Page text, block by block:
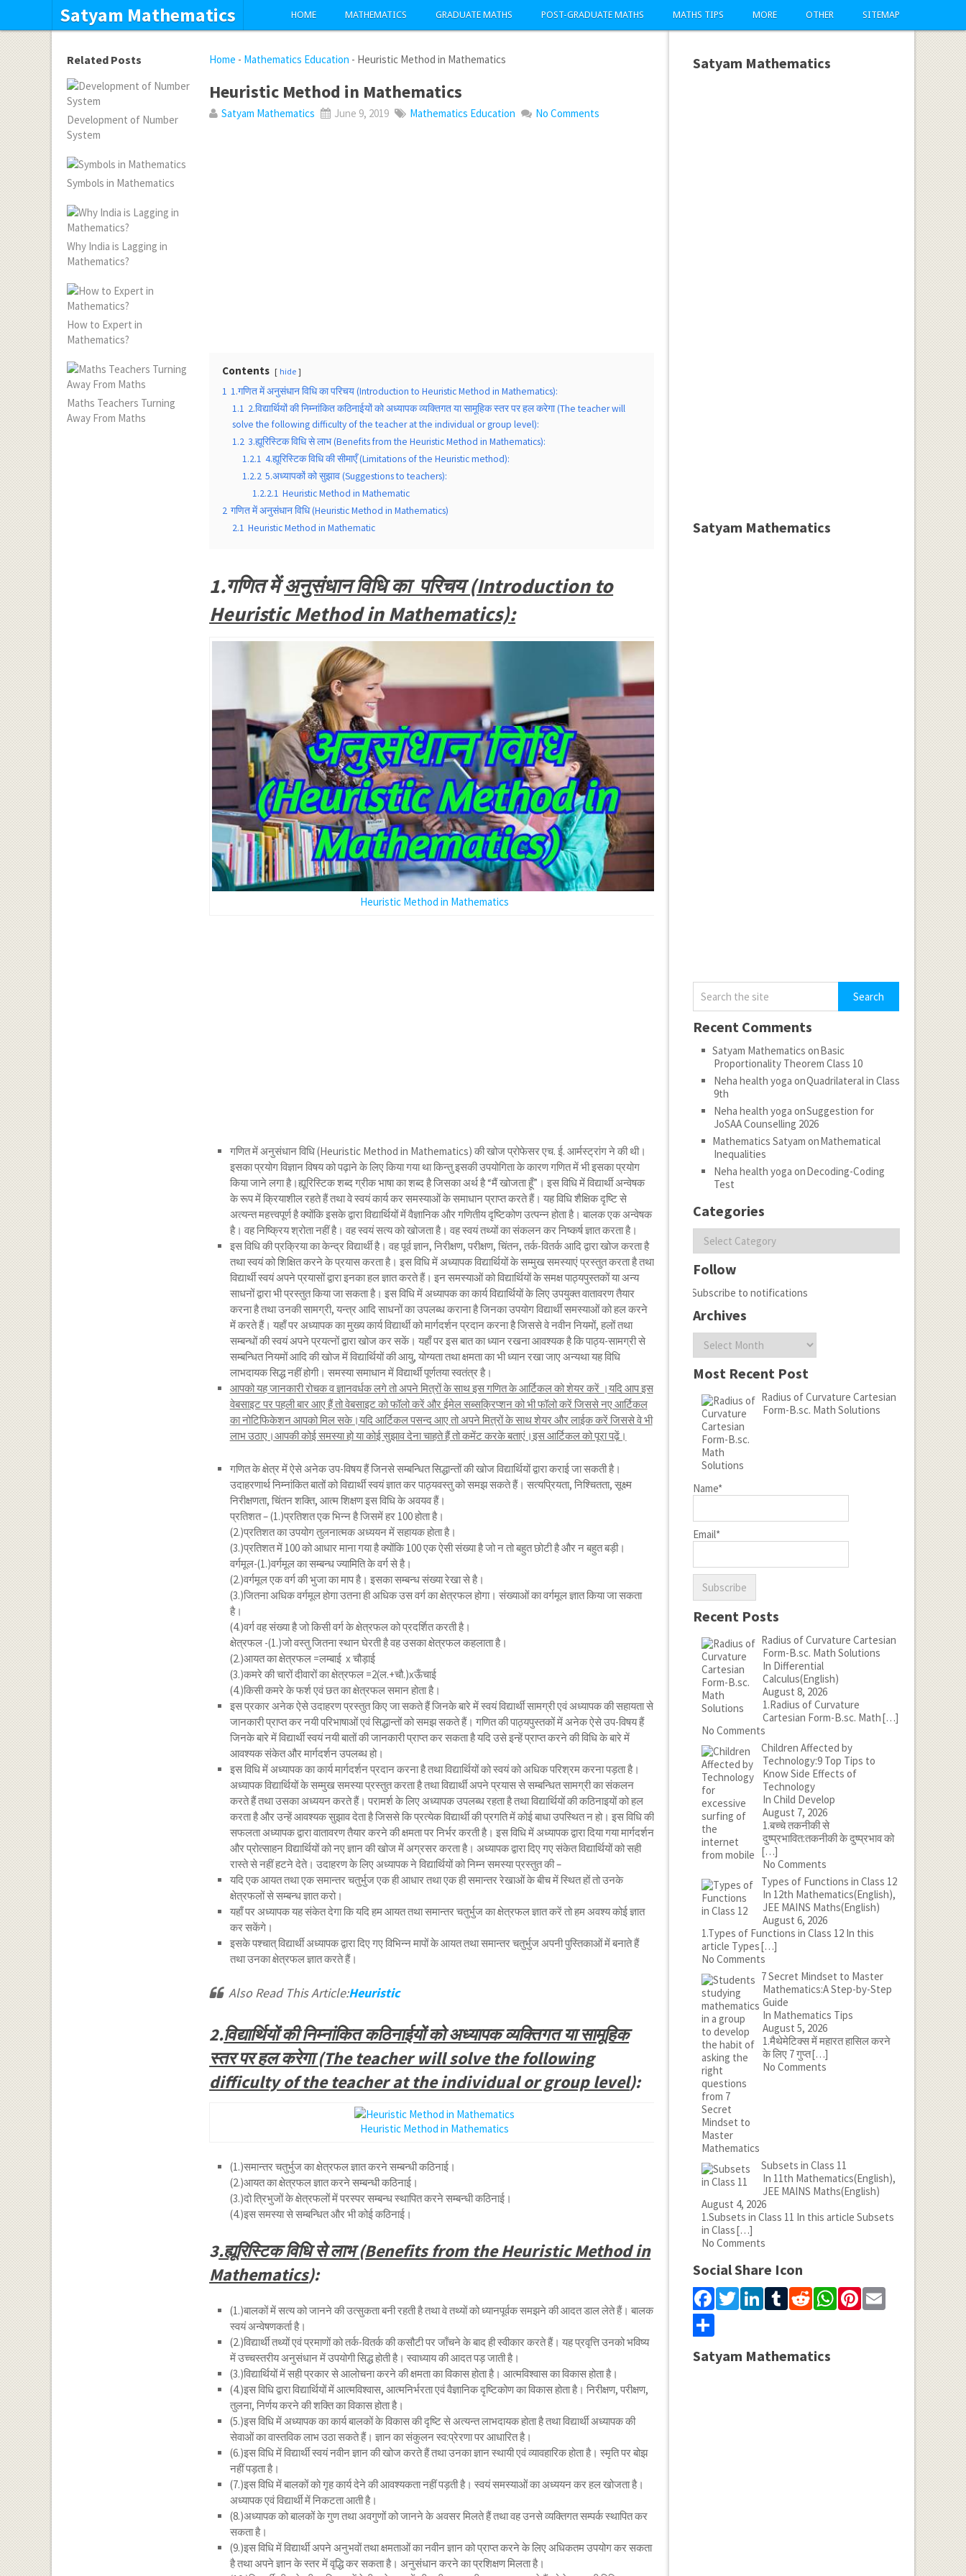
Satyam Mathematics HOME MATHEMATICS GRADUATE MATHS POST-GRADUATE MATHS MATHS TIPS MORE OTHER SITEMAP
Home - Mathematics Education - Heuristic Method in Mathematics
Heuristic Method in Mathematics
Satyam Mathematics June 9, 2019 Mathematics Education No Comments
Contents hide
1 1.गणित में अनुसंधान विधि का परिचय (Introduction to Heuristic Method in Mathematics):
1.1 2.विद्यार्थियों की निम्नांकित कठिनाईयों को अध्यापक व्यक्तिगत या सामूहिक स्तर पर हल करेगा (The teacher will
solve the following difficulty of the teacher at the individual or group level):
1.2 3.ह्यूरिस्टिक विधि से लाभ (Benefits from the Heuristic Method in Mathematics):
1.2.1 4.ह्यूरिस्टिक विधि की सीमाएँ (Limitations of the Heuristic method):
1.2.2 5.अध्यापकों को सुझाव (Suggestions to teachers):
1.2.2.1 Heuristic Method in Mathematic
2 गणित में अनुसंधान विधि (Heuristic Method in Mathematics)
2.1 Heuristic Method in Mathematic
1.गणित मेंअनुसंधान विधि का परिचय (Introduction to
Heuristic Method in Mathematics):
Heuristic Method in Mathematics
गणित में अनुसंधान विधि (Heuristic Method in Mathematics) की खोज प्रोफेसर एच. ई. आर्मस्ट्रांग ने की थी।
इसका प्रयोग विज्ञान विषय को पढ़ाने के लिए किया गया था किन्तु इसकी उपयोगिता के कारण गणित में भी इसका प्रयोग
किया जाने लगा है।ह्यूरिस्टिक शब्द ग्रीक भाषा का शब्द है जिसका अर्थ है “मैं खोजता हूँ”। इस विधि में विद्यार्थी अन्वेषक
के रूप में क्रियाशील रहते हैं तथा वे स्वयं कार्य कर समस्याओं के समाधान प्राप्त करते हैं। यह विधि शैक्षिक दृष्टि से
अत्यन्त महत्त्वपूर्ण है क्योंकि इसके द्वारा विद्यार्थियों में वैज्ञानिक और गणितीय दृष्टिकोण उत्पन्न होता है। बालक एक अन्वेषक
है। वह निष्क्रिय श्रोता नहीं है। वह स्वयं सत्य को खोजता है। वह स्वयं तथ्यों का संकलन कर निष्कर्ष ज्ञात करता है।
इस विधि की प्रक्रिया का केन्द्र विद्यार्थी है। वह पूर्व ज्ञान, निरीक्षण, परीक्षण, चिंतन, तर्क-वितर्क आदि द्वारा खोज करता है
तथा स्वयं को शिक्षित करने के प्रयास करता है। इस विधि में अध्यापक विद्यार्थियों के सम्मुख समस्याएं प्रस्तुत करता है तथा
विद्यार्थी स्वयं अपने प्रयासों द्वारा इनका हल ज्ञात करते हैं। इन समस्याओं को विद्यार्थियों के समक्ष पाठ्यपुस्तकों या अन्य
साधनों द्वारा भी प्रस्तुत किया जा सकता है। इस विधि में अध्यापक का कार्य विद्यार्थियों के लिए उपयुक्त वातावरण तैयार
करना है तथा उनकी सामग्री, यन्त्र आदि साधनों का उपलब्ध कराना है जिनका उपयोग विद्यार्थी समस्याओं को हल करने
में करते हैं। यहाँ पर अध्यापक का मुख्य कार्य विद्यार्थी को मार्गदर्शन प्रदान करना है जिससे वे नवीन नियमों, हलों तथा
सम्बन्धों की स्वयं अपने प्रयत्नों द्वारा खोज कर सकें। यहाँ पर इस बात का ध्यान रखना आवश्यक है कि पाठ्य-सामग्री से
सम्बन्धित नियमों आदि की खोज में विद्यार्थियों की आयु, योग्यता तथा क्षमता का भी ध्यान रखा जाए अन्यथा यह विधि
लाभदायक सिद्ध नहीं होगी। समस्या समाधान में विद्यार्थी पूर्णतया स्वतंत्र है।
आपको यह जानकारी रोचक व ज्ञानवर्धक लगे तो अपने मित्रों के साथ इस गणित के आर्टिकल को शेयर करें ।यदि आप इस
वेबसाइट पर पहली बार आए हैं तो वेबसाइट को फॉलो करें और ईमेल सब्सक्रिप्शन को भी फॉलो करें जिससे नए आर्टिकल
का नोटिफिकेशन आपको मिल सके।यदि आर्टिकल पसन्द आए तो अपने मित्रों के साथ शेयर और लाईक करें जिससे वे भी
लाभ उठाए।आपकी कोई समस्या हो या कोई सुझाव देना चाहते हैं तो कमेंट करके बताएं।इस आर्टिकल को पूरा पढ़ें।
गणित के क्षेत्र में ऐसे अनेक उप-विषय हैं जिनसे सम्बन्धित सिद्धान्तों की खोज विद्यार्थियों द्वारा कराई जा सकती है।
उदाहरणार्थ निम्नांकित बातों को विद्यार्थी स्वयं ज्ञात कर पाठ्यवस्तु को समझ सकते हैं। सत्यप्रियता, निश्चितता, सूक्ष्म
निरीक्षणता, चिंतन शक्ति, आत्म शिक्षण इस विधि के अवयव हैं।
प्रतिशत – (1.)प्रतिशत एक भिन्न है जिसमें हर 100 होता है।
(2.)प्रतिशत का उपयोग तुलनात्मक अध्ययन में सहायक होता है।
(3.)प्रतिशत में 100 को आधार माना गया है क्योंकि 100 एक ऐसी संख्या है जो न तो बहुत छोटी है और न बहुत बड़ी।
वर्गमूल-(1.)वर्गमूल का सम्बन्ध ज्यामिति के वर्ग से है।
(2.)वर्गमूल एक वर्ग की भुजा का माप है। इसका सम्बन्ध संख्या रेखा से है।
(3.)जितना अधिक वर्गमूल होगा उतना ही अधिक उस वर्ग का क्षेत्रफल होगा। संख्याओं का वर्गमूल ज्ञात किया जा सकता
है।
(4.)वर्ग वह संख्या है जो किसी वर्ग के क्षेत्रफल को प्रदर्शित करती है।
क्षेत्रफल -(1.)जो वस्तु जितना स्थान घेरती है वह उसका क्षेत्रफल कहलाता है।
(2.)आयत का क्षेत्रफल =लम्बाई x चौड़ाई
(3.)कमरे की चारों दीवारों का क्षेत्रफल =2(ल.+चौ.)xऊँचाई
(4.)किसी कमरे के फर्श एवं छत का क्षेत्रफल समान होता है।
इस प्रकार अनेक ऐसे उदाहरण प्रस्तुत किए जा सकते हैं जिनके बारे में स्वयं विद्यार्थी सामग्री एवं अध्यापक की सहायता से
जानकारी प्राप्त कर नयी परिभाषाओं एवं सिद्धान्तों को समझ सकते हैं। गणित की पाठ्यपुस्तकों में अनेक ऐसे उप-विषय हैं
जिनके बारे में विद्यार्थी स्वयं नयी बातों की जानकारी प्राप्त कर सकता है यदि उसे इन्हें प्राप्त करने की विधि के बारे में
आवश्यक संकेत और मार्गदर्शन उपलब्ध हो।
इस विधि में अध्यापक का कार्य मार्गदर्शन प्रदान करना है तथा विद्यार्थियों को स्वयं को अधिक परिश्रम करना पड़ता है।
अध्यापक विद्यार्थियों के सम्मुख समस्या प्रस्तुत करता है तथा विद्यार्थी अपने प्रयास से सम्बन्धित सामग्री का संकलन
करते हैं तथा उसका अध्ययन करते हैं। परामर्श के लिए अध्यापक उपलब्ध रहता है तथा विद्यार्थियों की कठिनाइयों को हल
करता है और उन्हें आवश्यक सुझाव देता है जिससे कि प्रत्येक विद्यार्थी की प्रगति में कोई बाधा उपस्थित न हो। इस विधि की
सफलता अध्यापक द्वारा वातावरण तैयार करने की क्षमता पर निर्भर करती है। इस विधि में अध्यापक द्वारा दिया गया मार्गदर्शन
और प्रोत्साहन विद्यार्थियों को नए ज्ञान की खोज में अग्रसर करता है। अध्यापक द्वारा दिए गए संकेत विद्यार्थियों को सही
रास्ते से नहीं हटने देते। उदाहरण के लिए अध्यापक ने विद्यार्थियों को निम्न समस्या प्रस्तुत की –
यदि एक आयत तथा एक समान्तर चतुर्भुज एक ही आधार तथा एक ही समान्तर रेखाओं के बीच में स्थित हों तो उनके
क्षेत्रफलों से सम्बन्ध ज्ञात करो।
यहाँ पर अध्यापक यह संकेत देगा कि यदि हम आयत तथा समान्तर चतुर्भुज का क्षेत्रफल ज्ञात करें तो हम अवश्य कोई ज्ञात
कर सकेंगे।
इसके पश्चात् विद्यार्थी अध्यापक द्वारा दिए गए विभिन्न मापों के आयत तथा समान्तर चतुर्भुज अपनी पुस्तिकाओं में बनाते हैं
तथा उनका क्षेत्रफल ज्ञात करते हैं।
Also Read This Article:Heuristic
2.विद्यार्थियों की निम्नांकित कठिनाईयों को अध्यापक व्यक्तिगत या सामूहिक
स्तर पर हल करेगा (The teacher will solve the following
difficulty of the teacher at the individual or group level):
Heuristic Method in Mathematics
(1.)समान्तर चतुर्भुज का क्षेत्रफल ज्ञात करने सम्बन्धी कठिनाई।
(2.)आयत का क्षेत्रफल ज्ञात करने सम्बन्धी कठिनाई।
(3.)दो त्रिभुजों के क्षेत्रफलों में परस्पर सम्बन्ध स्थापित करने सम्बन्धी कठिनाई।
(4.)इस समस्या से सम्बन्धित और भी कोई कठिनाई।
3.ह्यूरिस्टिक विधि से लाभ (Benefits from the Heuristic Method in
Mathematics):
(1.)बालकों में सत्य को जानने की उत्सुकता बनी रहती है तथा वे तथ्यों को ध्यानपूर्वक समझने की आदत डाल लेते हैं। बालक
स्वयं अन्वेषणकर्ता है।
(2.)विद्यार्थी तथ्यों एवं प्रमाणों को तर्क-वितर्क की कसौटी पर जाँचने के बाद ही स्वीकार करते हैं। यह प्रवृत्ति उनको भविष्य
में उच्चस्तरीय अनुसंधान में उपयोगी सिद्ध होती है। स्वाध्याय की आदत पड़ जाती है।
(3.)विद्यार्थियों में सही प्रकार से आलोचना करने की क्षमता का विकास होता है। आत्मविश्वास का विकास होता है।
(4.)इस विधि द्वारा विद्यार्थियों में आत्मविश्वास, आत्मनिर्भरता एवं वैज्ञानिक दृष्टिकोण का विकास होता है। निरीक्षण, परीक्षण,
तुलना, निर्णय करने की शक्ति का विकास होता है।
(5.)इस विधि में अध्यापक का कार्य बालकों के विकास की दृष्टि से अत्यन्त लाभदायक होता है तथा विद्यार्थी अध्यापक की
सेवाओं का वास्तविक लाभ उठा सकते हैं। ज्ञान का संकुलन स्व:प्रेरणा पर आधारित है।
(6.)इस विधि में विद्यार्थी स्वयं नवीन ज्ञान की खोज करते हैं तथा उनका ज्ञान स्थायी एवं व्यावहारिक होता है। स्मृति पर बोझ
नहीं पड़ता है।
(7.)इस विधि में बालकों को गृह कार्य देने की आवश्यकता नहीं पड़ती है। स्वयं समस्याओं का अध्ययन कर हल खोजता है।
अध्यापक एवं विद्यार्थी में निकटता आती है।
(8.)अध्यापक को बालकों के गुण तथा अवगुणों को जानने के अवसर मिलते हैं तथा वह उनसे व्यक्तिगत सम्पर्क स्थापित कर
सकता है।
(9.)इस विधि में विद्यार्थी अपने अनुभवों तथा क्षमताओं का नवीन ज्ञान को प्राप्त करने के लिए अधिकतम उपयोग कर सकता
है तथा अपने ज्ञान के स्तर में वृद्धि कर सकता है। अनुसंधान करने का प्रशिक्षण मिलता है।
Related Posts
Development of Number
System
Symbols in Mathematics
Why India is Lagging in
Mathematics?
How to Expert in
Mathematics?
Maths Teachers Turning
Away From Maths
Satyam Mathematics
Satyam Mathematics
Recent Comments
Satyam Mathematics onBasic
Proportionality Theorem Class 10
Neha health yoga onQuadrilateral in Class
9th
Neha health yoga onSuggestion for
JoSAA Counselling 2026
Mathematics Satyam onMathematical
Inequalities
Neha health yoga onDecoding-Coding
Test
Categories
Categories
Follow
Subscribe to notifications
Archives
Archives
Most Recent Post
Radius of Curvature Cartesian
Form-B.sc. Math Solutions
Name*
Email*
Recent Posts
Radius of Curvature Cartesian
Form-B.sc. Math Solutions
In Differential
Calculus(English)
August 8, 2026
1.Radius of Curvature
Cartesian Form-B.sc. Math[…]
No Comments
Children Affected by
Technology:9 Top Tips to
Know Side Effects of
Technology
In Child Develop
August 7, 2026
1.बच्चे तकनीकी से
दुष्प्रभावित:तकनीकी के दुष्प्रभाव को
[…]
No Comments
Types of Functions in Class 12
In 12th Mathematics(English),
JEE MAINS Maths(English)
August 6, 2026
1.Types of Functions in Class 12 In this
article Types[…]
No Comments
7 Secret Mindset to Master
Mathematics:A Step-by-Step
Guide
In Mathematics Tips
August 5, 2026
1.मैथेमेटिक्स में महारत हासिल करने
के लिए 7 गुप्त[…]
No Comments
Subsets in Class 11
In 11th Mathematics(English),
JEE MAINS Maths(English)
August 4, 2026
1.Subsets in Class 11 In this article Subsets
in Class[…]
No Comments
Social Share Icon
Facebook
Twitter
LinkedIn
Tumblr
Reddit
WhatsApp
Pinterest
Email
Share
Satyam Mathematics